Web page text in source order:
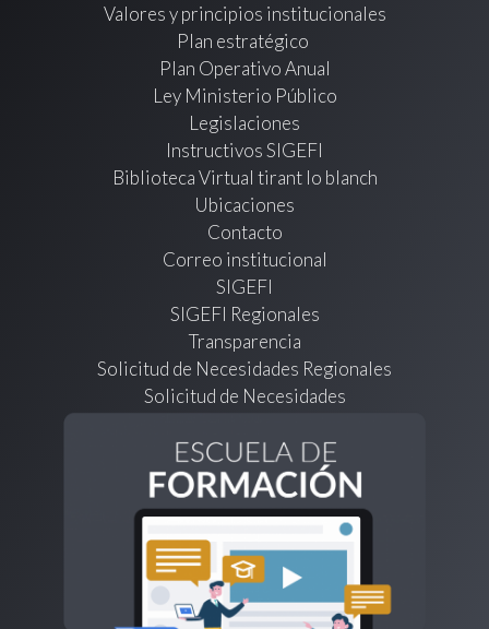
Valores y principios institucionales
Plan estratégico
Plan Operativo Anual
Ley Ministerio Público
Legislaciones
Instructivos SIGEFI
Biblioteca Virtual tirant lo blanch
Ubicaciones
Contacto
Correo institucional
SIGEFI
SIGEFI Regionales
Transparencia
Solicitud de Necesidades Regionales
Solicitud de Necesidades